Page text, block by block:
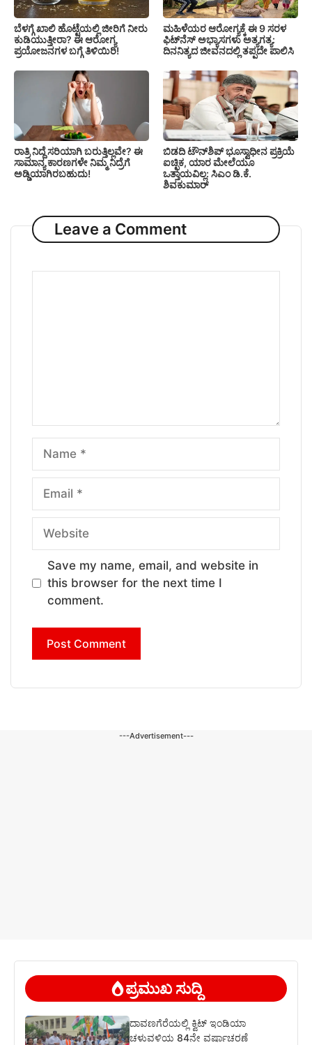
ಬೆಳಗ್ಗೆ ಖಾಲಿ ಹೊಟ್ಟೆಯಲ್ಲಿ ಜೀರಿಗೆ ನೀರು
ಕುಡಿಯುತ್ತೀರಾ? ಈ ಆರೋಗ್ಯ
ಪ್ರಯೋಜನಗಳ ಬಗ್ಗೆ ತಿಳಿಯಿರಿ!
ಮಹಿಳೆಯರ ಆರೋಗ್ಯಕ್ಕೆ ಈ 9 ಸರಳ
ಫಿಟ್‌ನೆಸ್‌ ಅಭ್ಯಾಸಗಳು ಅತ್ಯಗತ್ಯ:
ದಿನನಿತ್ಯದ ಜೀವನದಲ್ಲಿ ತಪ್ಪದೇ ಪಾಲಿಸಿ
ರಾತ್ರಿ ನಿದ್ದೆ ಸರಿಯಾಗಿ ಬರುತ್ತಿಲ್ಲವೇ? ಈ
ಸಾಮಾನ್ಯ ಕಾರಣಗಳೇ ನಿಮ್ಮ ನಿದ್ರೆಗೆ
ಅಡ್ಡಿಯಾಗಿರಬಹುದು!
ಬಿಡದಿ ಟೌನ್‌ಶಿಪ್‌ ಭೂಸ್ವಾಧೀನ ಪ್ರಕ್ರಿಯೆ
ಐಚ್ಛಿಕ, ಯಾರ ಮೇಲೆಯೂ
ಒತ್ತಾಯವಿಲ್ಲ: ಸಿಎಂ ಡಿ.ಕೆ.
ಶಿವಕುಮಾರ್
Leave a Comment
Name
Email
Website
Save my name, email, and website in
this browser for the next time I
comment.
---Advertisement---
ಪ್ರಮುಖ ಸುದ್ದಿ
ದಾವಣಗೆರೆಯಲ್ಲಿ ಕ್ವಿಟ್ ಇಂಡಿಯಾ
ಚಳುವಳಿಯ 84ನೇ ವರ್ಷಾಚರಣೆ